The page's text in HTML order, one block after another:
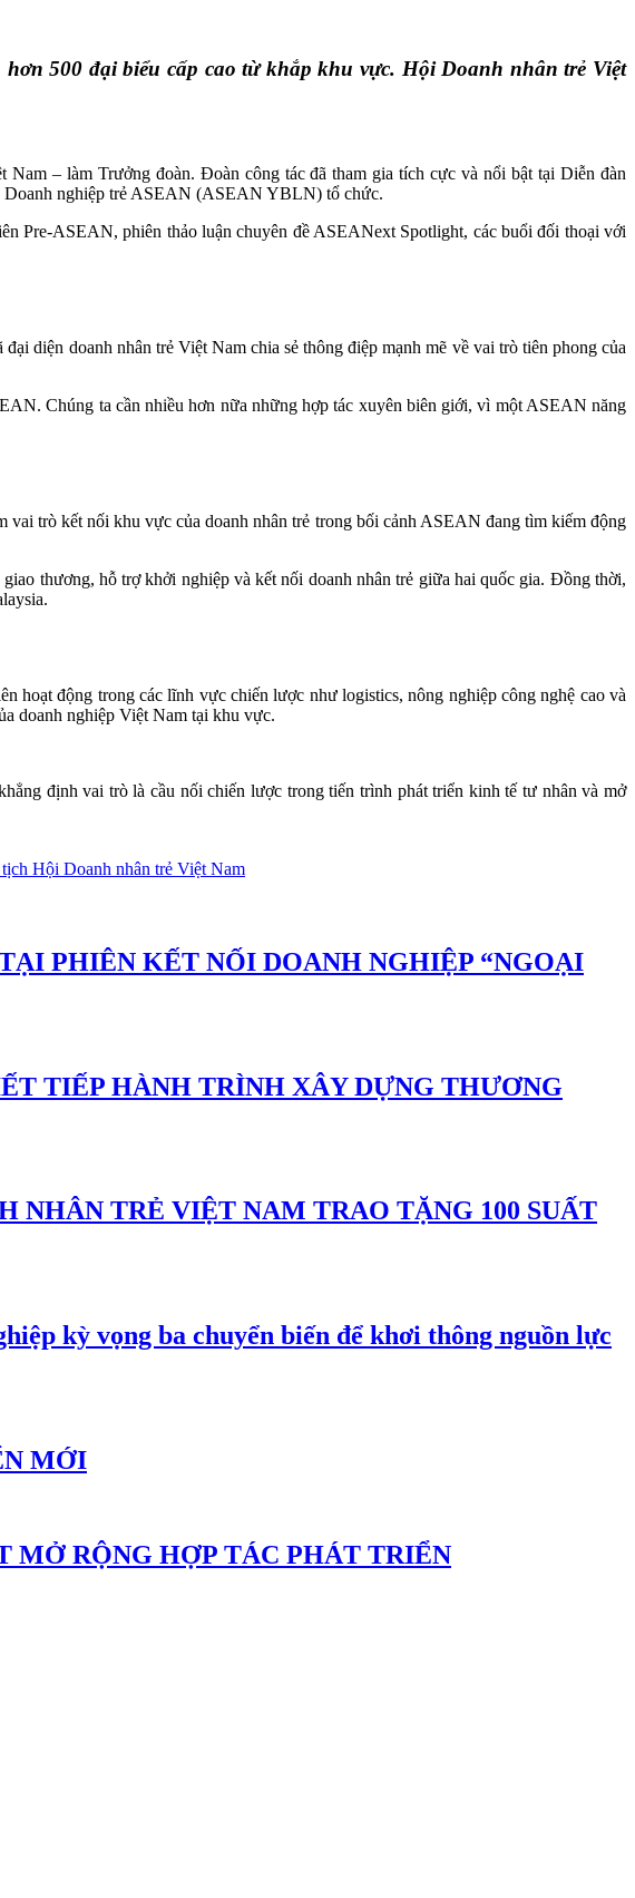
500 đại biểu cấp cao từ khắp khu vực. Hội Doanh nhân trẻ Việt
– làm Trưởng đoàn. Đoàn công tác đã tham gia tích cực và nổi bật tại Diễn đàn
nghiệp trẻ ASEAN (ASEAN YBLN) tổ chức.
Pre-ASEAN, phiên thảo luận chuyên đề ASEANext Spotlight, các buổi đối thoại với
diện doanh nhân trẻ Việt Nam chia sẻ thông điệp mạnh mẽ về vai trò tiên phong của
Chúng ta cần nhiều hơn nữa những hợp tác xuyên biên giới, vì một ASEAN năng
vai trò kết nối khu vực của doanh nhân trẻ trong bối cảnh ASEAN đang tìm kiếm động
thương, hỗ trợ khởi nghiệp và kết nối doanh nhân trẻ giữa hai quốc gia. Đồng thời,
hoạt động trong các lĩnh vực chiến lược như logistics, nông nghiệp công nghệ cao và
doanh nghiệp Việt Nam tại khu vực.
định vai trò là cầu nối chiến lược trong tiến trình phát triển kinh tế tư nhân và mở
Hội Doanh nhân trẻ Việt Nam
PHIÊN KẾT NỐI DOANH NGHIỆP “NGOẠI
TIẾP HÀNH TRÌNH XÂY DỰNG THƯƠNG
NHÂN TRẺ VIỆT NAM TRAO TẶNG 100 SUẤT
kỳ vọng ba chuyển biến để khơi thông nguồn lực
MỚI
MỞ RỘNG HỢP TÁC PHÁT TRIỂN